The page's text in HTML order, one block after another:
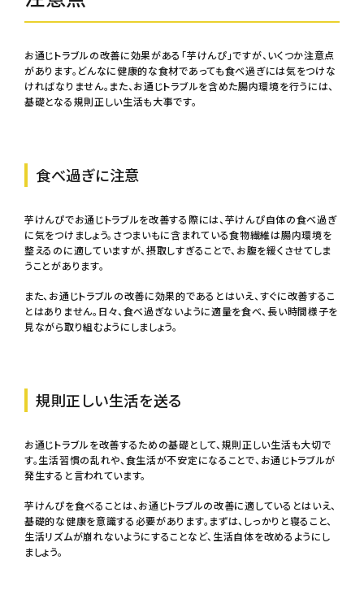
お通じトラブルの改善に効果がある「芋けんぴ」ですが、いくつか注意点
があります。どんなに健康的な食材であっても食べ過ぎには気をつけな
ければなりません。また、お通じトラブルを含めた腸内環境を行うには、
基礎となる規則正しい生活も大事です。
食べ過ぎに注意
芋けんぴでお通じトラブルを改善する際には、芋けんぴ自体の食べ過ぎ
に気をつけましょう。さつまいもに含まれている食物繊維は腸内環境を
整えるのに適していますが、摂取しすぎることで、お腹を緩くさせてしま
うことがあります。
また、お通じトラブルの改善に効果的であるとはいえ、すぐに改善するこ
とはありません。日々、食べ過ぎないように適量を食べ、長い時間様子を
見ながら取り組むようにしましょう。
規則正しい生活を送る
お通じトラブルを改善するための基礎として、規則正しい生活も大切で
す。生活習慣の乱れや、食生活が不安定になることで、お通じトラブルが
発生すると言われています。
芋けんぴを食べることは、お通じトラブルの改善に適しているとはいえ、
基礎的な健康を意識する必要があります。まずは、しっかりと寝ること、
生活リズムが崩れないようにすることなど、生活自体を改めるようにし
ましょう。